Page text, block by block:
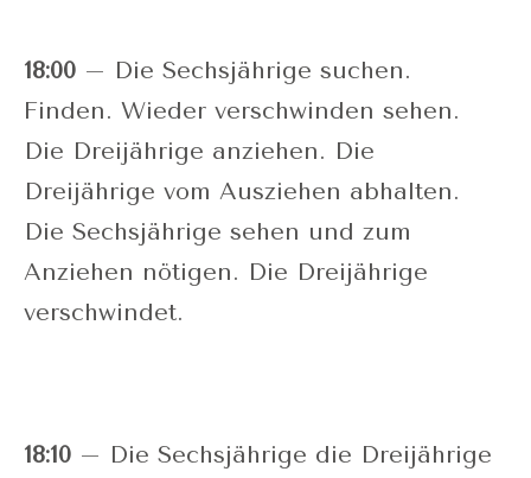
18:00 – Die Sechsjährige suchen.
Finden. Wieder verschwinden sehen.
Die Dreijährige anziehen. Die
Dreijährige vom Ausziehen abhalten.
Die Sechsjährige sehen und zum
Anziehen nötigen. Die Dreijährige
verschwindet.
18:10 – Die Sechsjährige die Dreijährige